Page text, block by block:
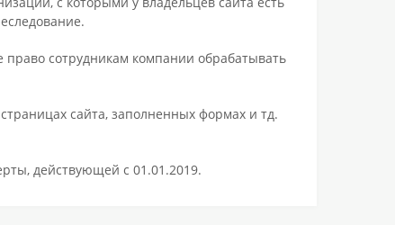
сотрудникам компании обрабатывать
сайта, заполненных формах и тд.
действующей с 01.01.2019.